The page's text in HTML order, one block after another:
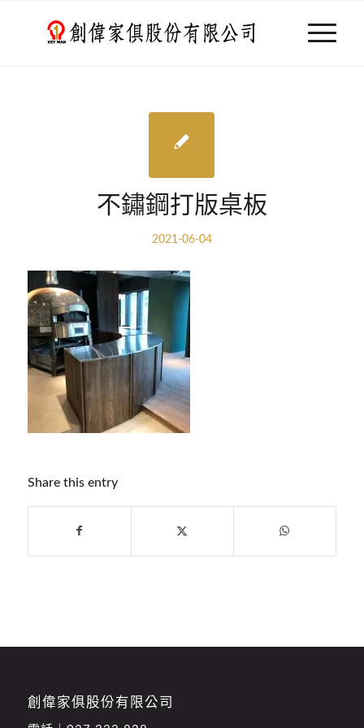
不鏽鋼打版桌板
2021-06-04
Share this entry
創偉家俱股份有限公司